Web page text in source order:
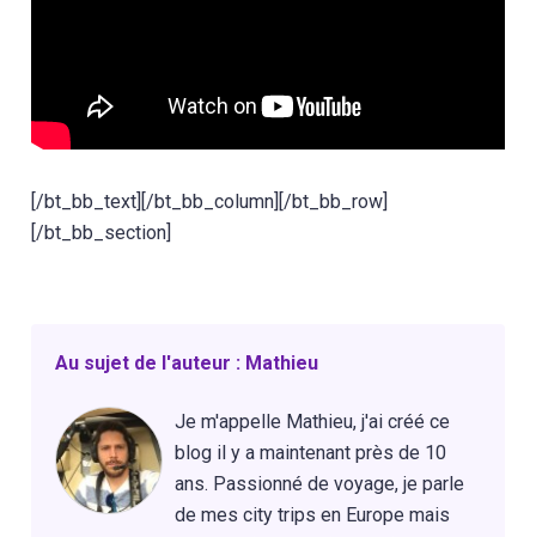
[/bt_bb_text][/bt_bb_column][/bt_bb_row]
[/bt_bb_section]
Au sujet de l'auteur : Mathieu
Je m'appelle Mathieu, j'ai créé ce
blog il y a maintenant près de 10
ans. Passionné de voyage, je parle
de mes city trips en Europe mais